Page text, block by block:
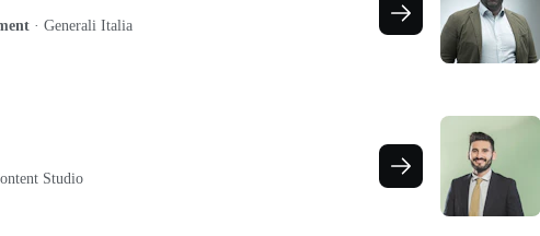
· Generali Italia
Studio